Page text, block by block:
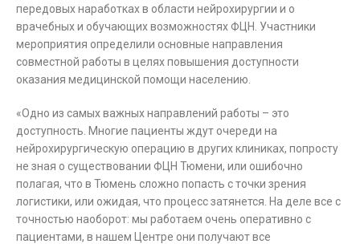
передовых наработках в области нейрохирургии и о
врачебных и обучающих возможностях ФЦН. Участники
мероприятия определили основные направления
совместной работы в целях повышения доступности
оказания медицинской помощи населению.
«Одно из самых важных направлений работы – это
доступность. Многие пациенты ждут очереди на
нейрохирургическую операцию в других клиниках, попросту
не зная о существовании ФЦН Тюмени, или ошибочно
полагая, что в Тюмень сложно попасть с точки зрения
логистики, или ожидая, что процесс затянется. На деле все с
точностью наоборот: мы работаем очень оперативно с
пациентами, в нашем Центре они получают все